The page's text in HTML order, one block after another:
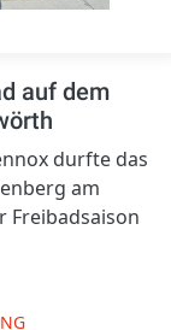
auf dem
durfte das
am
Freibadsaison